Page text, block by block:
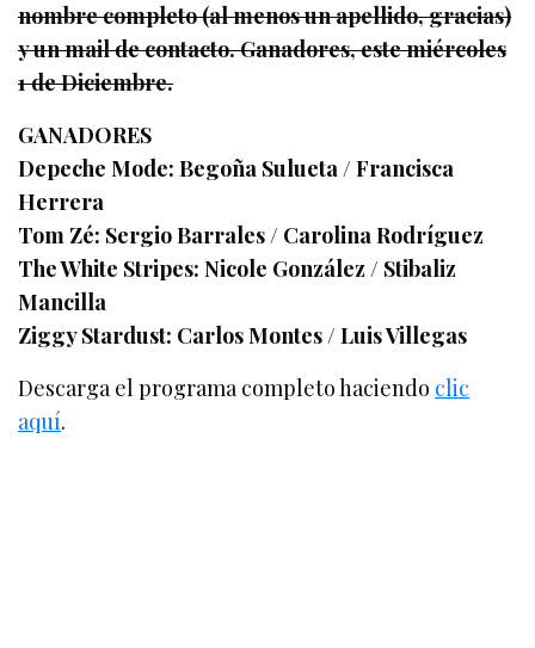
nombre completo (al menos un apellido, gracias)
y un mail de contacto. Ganadores, este miércoles
1 de Diciembre.
GANADORES
Depeche Mode: Begoña Sulueta / Francisca
Herrera
Tom Zé: Sergio Barrales / Carolina Rodríguez
The White Stripes: Nicole González / Stibaliz
Mancilla
Ziggy Stardust: Carlos Montes / Luis Villegas
Descarga el programa completo haciendo clic
aquí.